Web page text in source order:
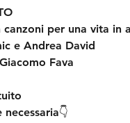
per una vita in
e Andrea David
Fava